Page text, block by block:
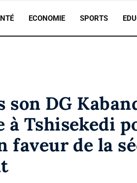
ECONOMIE SPORTS
son DG
à Tshisekedi
faveur de la